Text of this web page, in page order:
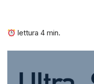
lettura4 min.